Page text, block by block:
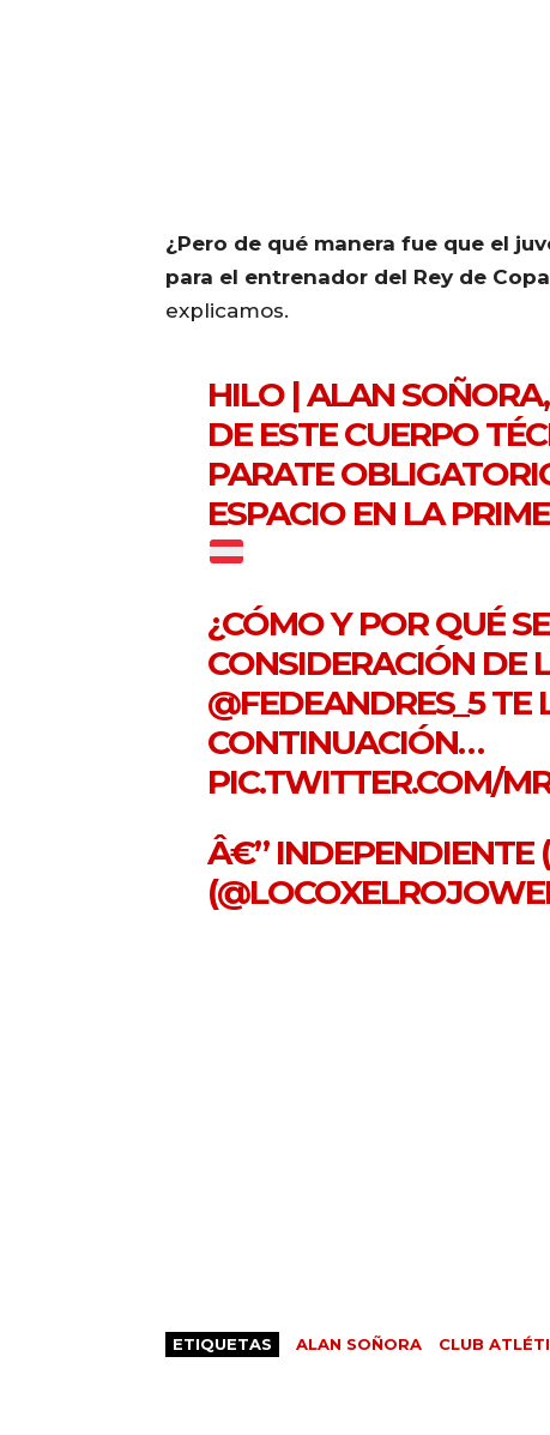
¿Pero de qué manera fue que el
para el entrenador del Rey de
explicamos.
HILO | ALAN
DE ESTE CUERPO
PARATE
ESPACIO EN LA
¿CÓMO Y POR QUÉ
CONSIDERACIÓN DE
@FEDEANDRES_5TE
CONTINUACIÓN…
PIC.TWITTER.COM/
Â€” INDEPENDIENTE
ETIQUETAS ALAN SOÑORA CLUB